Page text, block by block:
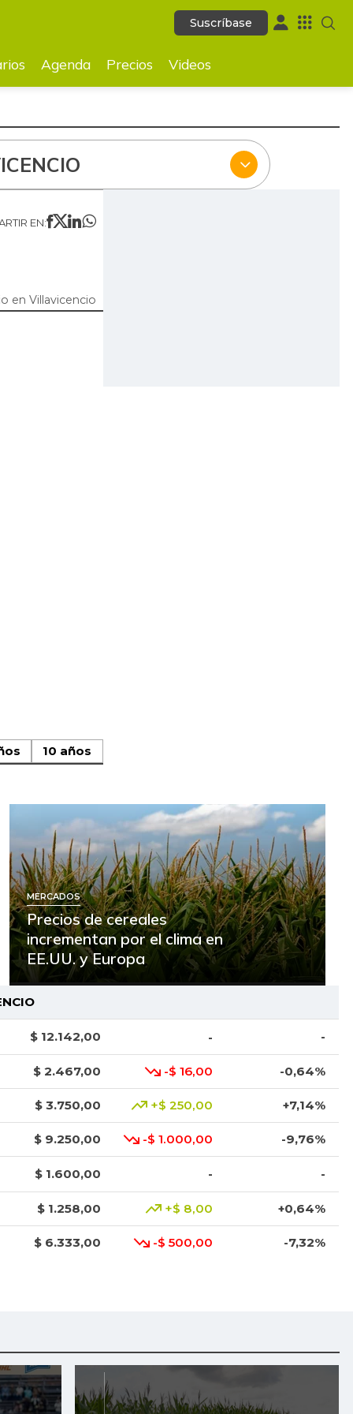
Suscríbase
Videos
Suscríbase
Agenda Precios Videos
EN:
en Villavicencio
10 años
MERCADOS
Precios de cereales
incrementan por el clima en
EE.UU. y Europa
$ 12.142,00 - -
$ 2.467,00 -$ 16,00 -0,64%
$ 3.750,00 +$ 250,00 +7,14%
$ 9.250,00 -$ 1.000,00 -9,76%
$ 1.600,00 - -
$ 1.258,00 +$ 8,00 +0,64%
$ 6.333,00 -$ 500,00 -7,32%
$ 1.282,83